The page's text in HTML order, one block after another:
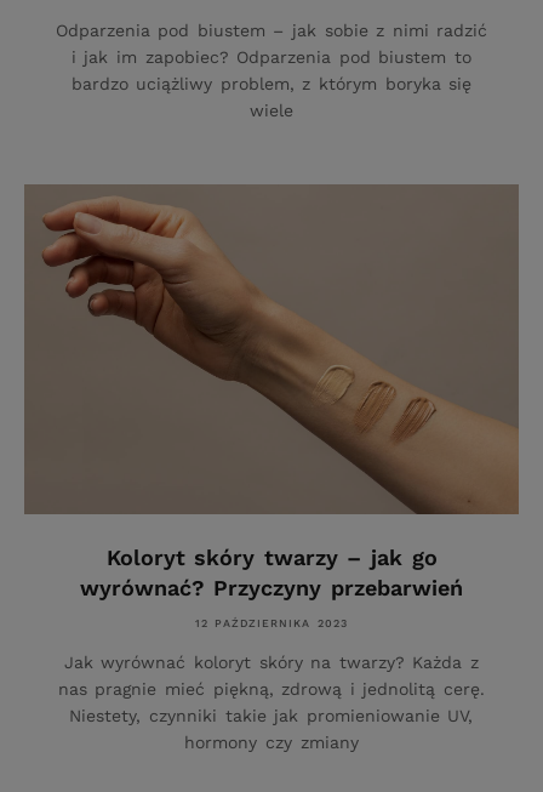
Odparzenia pod biustem – jak sobie z nimi radzić
i jak im zapobiec? Odparzenia pod biustem to
bardzo uciążliwy problem, z którym boryka się
wiele
Koloryt skóry twarzy – jak go
wyrównać? Przyczyny przebarwień
12 PAŹDZIERNIKA 2023
Jak wyrównać koloryt skóry na twarzy? Każda z
nas pragnie mieć piękną, zdrową i jednolitą cerę.
Niestety, czynniki takie jak promieniowanie UV,
hormony czy zmiany